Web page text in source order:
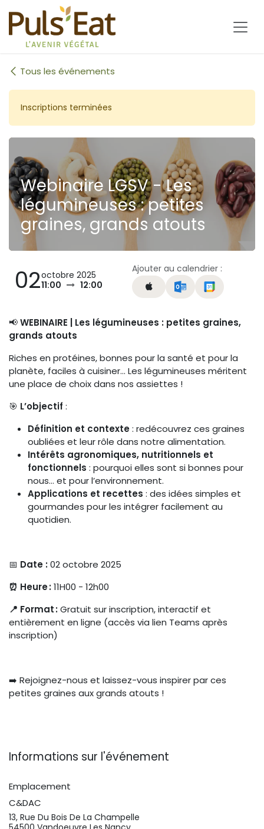
Se rendre au contenu
Tous les événements
Inscriptions terminées
Webinaire LGSV - Les
légumineuses : petites
graines, grands atouts
02octobre 2025
11:00
12:00
Ajouter au calendrier :
📢WEBINAIRE | Les légumineuses : petites graines,
grands atouts
Riches en protéines, bonnes pour la santé et pour la
planète, faciles à cuisiner… Les légumineuses méritent
une place de choix dans nos assiettes !
🎯 L’objectif :
Définition et contexte: redécouvrez ces graines
oubliées et leur rôle dans notre alimentation.
Intérêts agronomiques, nutritionnels et
fonctionnels : pourquoi elles sont si bonnes pour
nous… et pour l’environnement.
Applications et recettes : des idées simples et
gourmandes pour les intégrer facilement au
quotidien.
📅 Date :02 octobre 2025
⏰ Heure :11H00 - 12h00
📍 Format :Gratuit sur inscription, interactif et
entièrement en ligne (accès via lien Teams après
inscription)
➡️ Rejoignez-nous et laissez-vous inspirer par ces
petites graines aux grands atouts !
Informations sur l'événement
Emplacement
C&DAC
13, Rue Du Bois De La Champelle